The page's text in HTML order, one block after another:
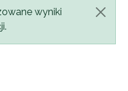
wyniki